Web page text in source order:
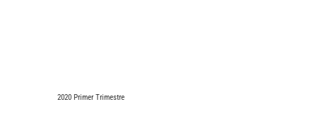
2020 Primer Trimestre